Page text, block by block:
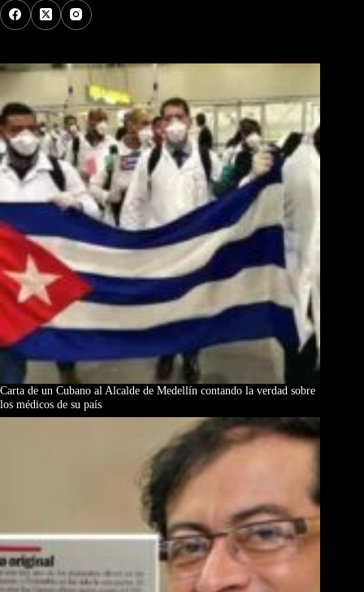
Carta de un Cubano al Alcalde de Medellín contando la verdad sobre
los médicos de su país